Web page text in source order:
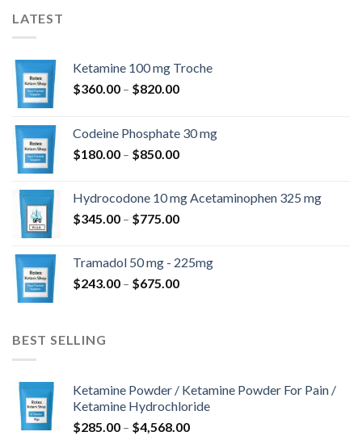
LATEST
Ketamine 100 mg Troche
$360.00 – $820.00Prisinterval:
$820.00
Codeine Phosphate 30 mg
$180.00 – $850.00Prisinterval:
$850.00
Hydrocodone 10 mg Acetaminophen 325 mg
$345.00 – $775.00Prisinterval:
$775.00
Tramadol 50 mg - 225mg
$243.00 – $675.00Prisinterval:
BEST SELLING
Ketamine Powder / Ketamine Powder For Pain /
Ketamine Hydrochloride
$285.00 – $4,568.00Prisinterval: